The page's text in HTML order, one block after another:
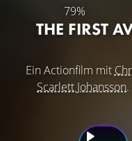
79%
THE FIRST
Ein Actionfilm mit
Scarlett Johansson